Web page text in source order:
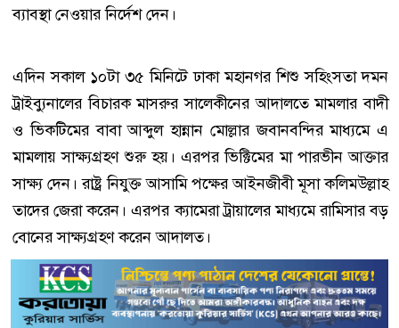
ব্যাবস্থা নেওয়ার নির্দেশ দেন।
এদিন সকাল ১০টা ৩৫ মিনিটে ঢাকা মহানগর শিশু সহিংসতা দমন
ট্রাইব্যুনালের বিচারক মাসরুর সালেকীনের আদালতে মামলার বাদী
ও ভিকটিমের বাবা আব্দুল হান্নান মোল্লার জবানবন্দির মাধ্যমে এ
মামলায় সাক্ষ্যগ্রহণ শুরু হয়। এরপর ভিক্টিমের মা পারভীন আক্তার
সাক্ষ্য দেন। রাষ্ট্র নিযুক্ত আসামি পক্ষের আইনজীবী মূসা কলিমউল্লাহ
তাদের জেরা করেন। এরপর ক্যামেরা ট্রায়ালের মাধ্যমে রামিসার বড়
বোনের সাক্ষ্যগ্রহণ করেন আদালত।